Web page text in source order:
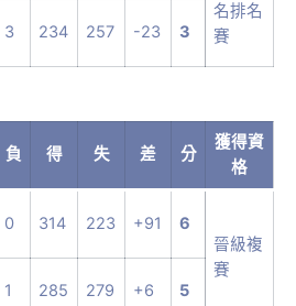
名排名
賽
3 234 257 -23 3
負 得 失 差 分
獲得資
格
0 314 223 +91
6
晉級複
賽
1 285 279 +6 5